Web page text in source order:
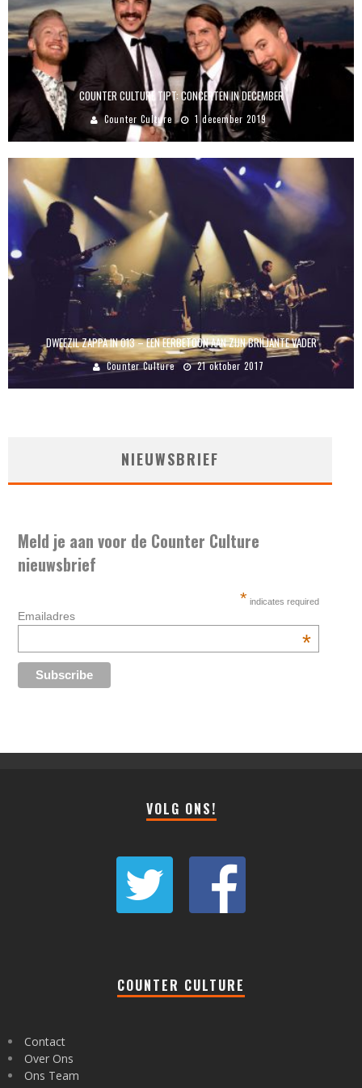
COUNTER CULTURE TIPT: CONCERTEN IN DECEMBER
Counter Culture 1 december 2019
DWEEZIL ZAPPA IN 013 – EEN EERBETOON AAN ZIJN BRILJANTE VADER
Counter Culture 21 oktober 2017
NIEUWSBRIEF
Meld je aan voor de Counter Culture
nieuwsbrief
* indicates required
Emailadres
*
VOLG ONS!
COUNTER CULTURE
Contact
Over Ons
Ons Team